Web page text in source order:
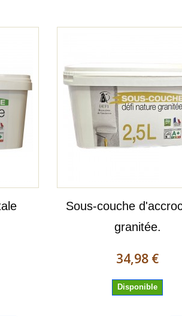
RAS c'est quand même mieux quand
on vient chercher la commande sur
place..
Sous-couche
granitée.
34,98 €
Disponible